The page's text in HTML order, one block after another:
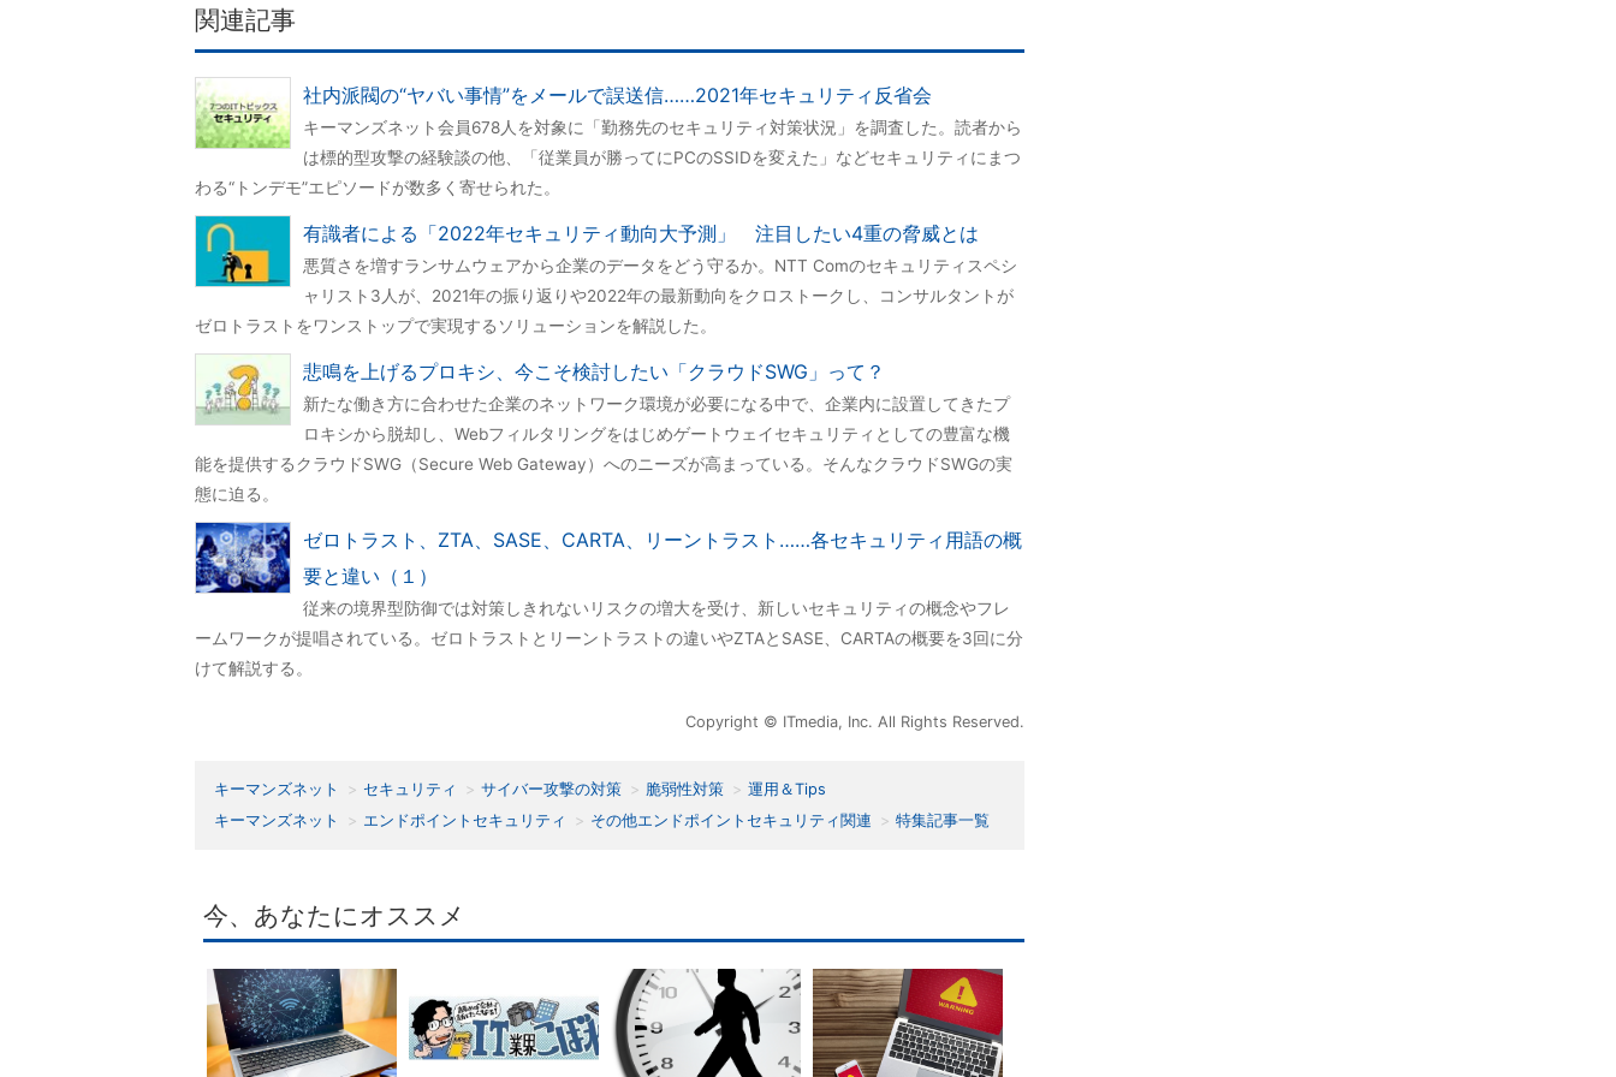
関連記事
社内派閥の“ヤバい事情”をメールで誤送信……2021年セキュリティ反省会
キーマンズネット会員678人を対象に「勤務先のセキュリティ対策状況」を調査した。読者から
は標的型攻撃の経験談の他、「従業員が勝ってにPCのSSIDを変えた」などセキュリティにまつ
わる“トンデモ”エピソードが数多く寄せられた。
有識者による「2022年セキュリティ動向大予測」 注目したい4重の脅威とは
悪質さを増すランサムウェアから企業のデータをどう守るか。NTT Comのセキュリティスペシ
ャリスト3人が、2021年の振り返りや2022年の最新動向をクロストークし、コンサルタントが
ゼロトラストをワンストップで実現するソリューションを解説した。
悲鳴を上げるプロキシ、今こそ検討したい「クラウドSWG」って？
新たな働き方に合わせた企業のネットワーク環境が必要になる中で、企業内に設置してきたプ
ロキシから脱却し、Webフィルタリングをはじめゲートウェイセキュリティとしての豊富な機
能を提供するクラウドSWG（Secure Web Gateway）へのニーズが高まっている。そんなクラウドSWGの実
態に迫る。
ゼロトラスト、ZTA、SASE、CARTA、リーントラスト……各セキュリティ用語の概
要と違い（１）
従来の境界型防御では対策しきれないリスクの増大を受け、新しいセキュリティの概念やフレ
ームワークが提唱されている。ゼロトラストとリーントラストの違いやZTAとSASE、CARTAの概要を3回に分
けて解説する。
Copyright © ITmedia, Inc. All Rights Reserved.
キーマンズネット セキュリティ サイバー攻撃の対策 脆弱性対策
運用＆Tips
キーマンズネット
エンドポイントセキュリティ その他エンドポイントセキュリティ関連 特集記事一覧